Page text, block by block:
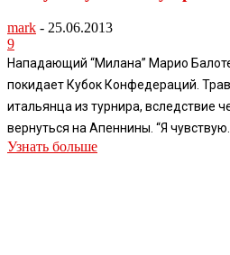
mark - 25.06.2013
9
Нападающий “Милана” Марио
покидает Кубок Конфедераций.
итальянца из турнира, вследствие
вернуться на Апеннины. “Я чувствую...
Узнать больше